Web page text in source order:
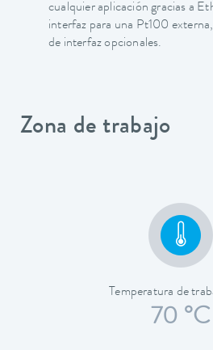
cualquier aplicación gracias a
interfaz para una Pt100
de interfaz opcionales.
Zona de trabajo
Temperatura de
70 °C